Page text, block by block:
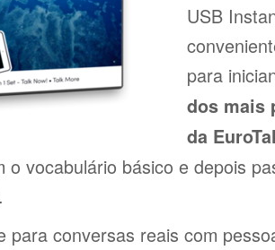
USB
para
dos mais
da
o vocabulário básico e depois
para conversas reais com